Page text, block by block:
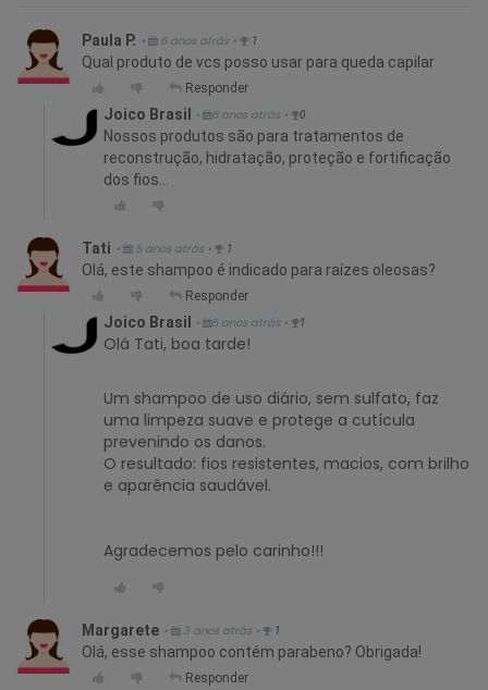
Paula P. • 6 anos atrás • 1
Qual produto de vcs posso usar para queda capilar
Responder
Joico Brasil • 6 anos atrás • 0
Nossos produtos são para tratamentos de
reconstrução, hidratação, proteção e fortificação
dos fios...
Tati • 5 anos atrás • 1
Olá, este shampoo é indicado para raízes oleosas?
Responder
Joico Brasil • 5 anos atrás • 1
Olá Tati, boa tarde!
Um shampoo de uso diário, sem sulfato, faz
uma limpeza suave e protege a cutícula
prevenindo os danos.
O resultado: fios resistentes, macios, com brilho
e aparência saudável.
Agradecemos pelo carinho!!!
Margarete • 3 anos atrás • 1
Olá, esse shampoo contém parabeno? Obrigada!
Responder